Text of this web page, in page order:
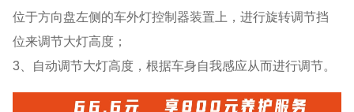
位于方向盘左侧的车外灯控制器装置上，进行旋转调节挡
位来调节大灯高度；
3、自动调节大灯高度，根据车身自我感应从而进行调节。